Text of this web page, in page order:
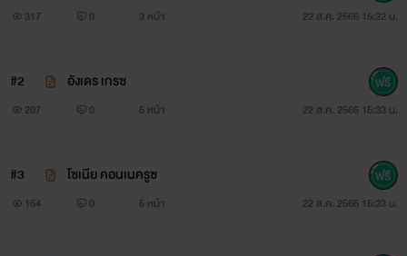
317 0 3 หน้า 22 ส.ค. 2566 15:32 น.
#2 อังเดร เกรซ
207 0 5 หน้า 22 ส.ค. 2566 15:33 น.
#3 โซเนีย คอนเนครูซ
164 0 5 หน้า 22 ส.ค. 2566 15:33 น.